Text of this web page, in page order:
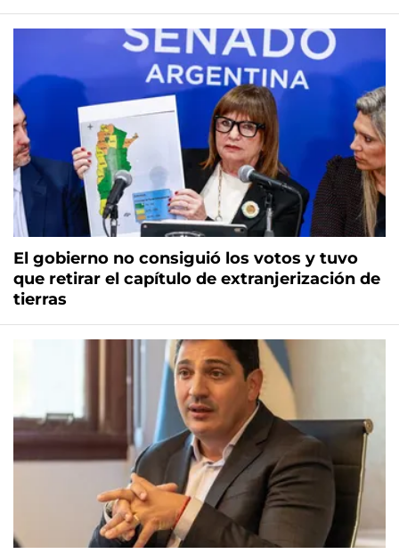
El gobierno no consiguió los votos y tuvo
que retirar el capítulo de extranjerización de
tierras